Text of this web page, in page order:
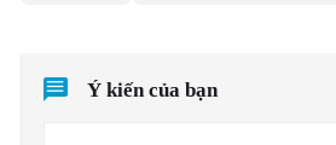
Ý kiến của bạn